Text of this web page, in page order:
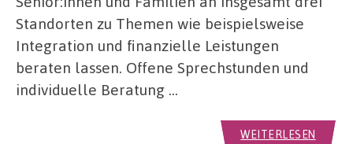
Standorten zu Themen wie beispielsweise
Integration und finanzielle Leistungen
beraten lassen. Offene Sprechstunden und
individuelle Beratung …
WEITERLESEN